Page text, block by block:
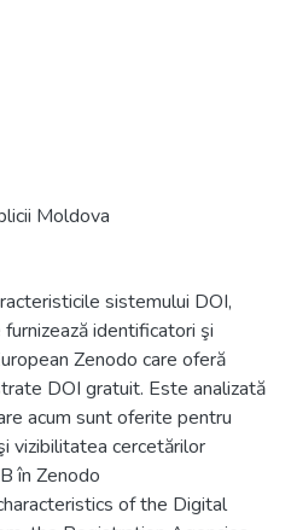
Moldova
sistemului DOI,
identificatori şi
Zenodo care oferă
DOI gratuit. Este analizată
acum sunt oferite pentru
vizibilitatea cercetărilor
în Zenodo
of the Digital